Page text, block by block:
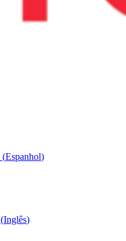
(Espanhol)
(Inglês)